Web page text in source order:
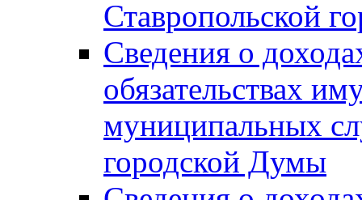
Ставропольской
Сведения о
обязательствах
муниципальных
городской Думы